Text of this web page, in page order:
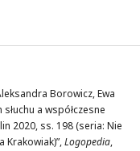
Borowicz, Ewa
a współczesne
2020, ss. 198 (seria: Nie
Krakowiak)”,Logopedia,